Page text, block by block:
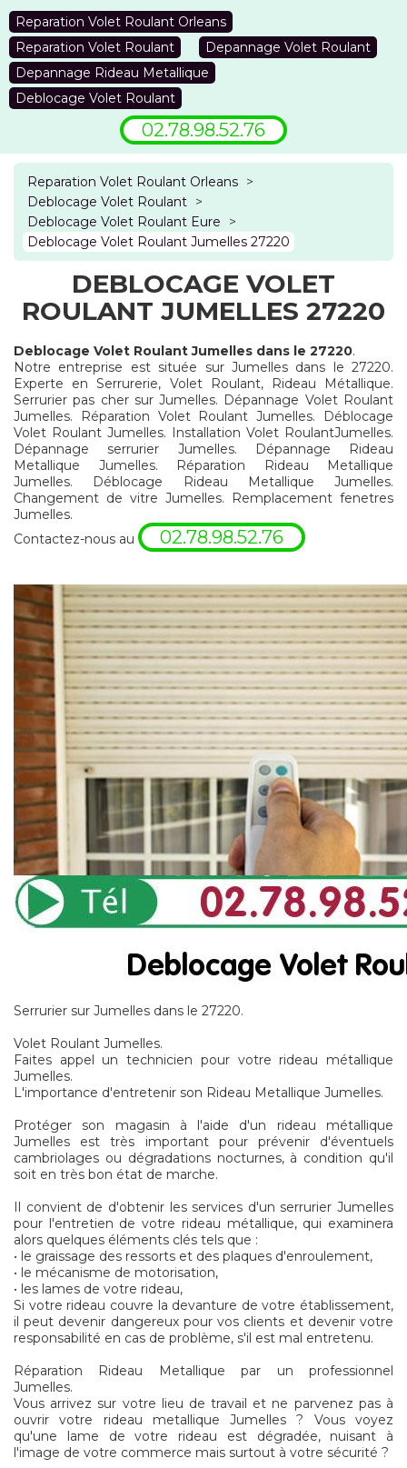
Reparation Volet Roulant Orleans
Reparation Volet Roulant
Depannage Volet Roulant
Depannage Rideau Metallique
Deblocage Volet Roulant
02.78.98.52.76
Reparation Volet Roulant Orleans >
Deblocage Volet Roulant >
Deblocage Volet Roulant Eure
>
Deblocage Volet Roulant Jumelles 27220
DEBLOCAGE VOLET
ROULANT JUMELLES 27220
Deblocage Volet Roulant Jumelles dans le 27220.
Notre entreprise est située sur Jumelles dans le 27220.
Experte en Serrurerie, Volet Roulant, Rideau Métallique.
Serrurier pas cher sur Jumelles. Dépannage Volet Roulant
Jumelles. Réparation Volet Roulant Jumelles. Déblocage
Volet Roulant Jumelles. Installation Volet RoulantJumelles.
Dépannage serrurier Jumelles. Dépannage Rideau
Metallique Jumelles. Réparation Rideau Metallique
Jumelles. Déblocage Rideau Metallique Jumelles.
Changement de vitre Jumelles. Remplacement fenetres
Jumelles.
Contactez-nous au
02.78.98.52.76
Serrurier sur Jumelles dans le 27220.
Volet Roulant Jumelles.
Faites appel un technicien pour votre rideau métallique
Jumelles.
L'importance d'entretenir son Rideau Metallique Jumelles.
Protéger son magasin à l'aide d'un rideau métallique
Jumelles est très important pour prévenir d'éventuels
cambriolages ou dégradations nocturnes, à condition qu'il
soit en très bon état de marche.
Il convient de d'obtenir les services d'un serrurier Jumelles
pour l'entretien de votre rideau métallique, qui examinera
alors quelques éléments clés tels que :
• le graissage des ressorts et des plaques d'enroulement,
• le mécanisme de motorisation,
• les lames de votre rideau,
Si votre rideau couvre la devanture de votre établissement,
il peut devenir dangereux pour vos clients et devenir votre
responsabilité en cas de problème, s'il est mal entretenu.
Réparation Rideau Metallique par un professionnel
Jumelles.
Vous arrivez sur votre lieu de travail et ne parvenez pas à
ouvrir votre rideau metallique Jumelles ? Vous voyez
qu'une lame de votre rideau est dégradée, nuisant à
l'image de votre commerce mais surtout à votre sécurité ?